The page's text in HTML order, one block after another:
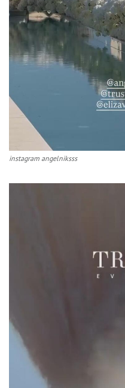
instagram angelniksss